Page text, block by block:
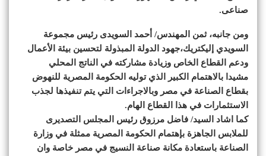
صناعى.
ومن جانبه، ثمن المهندس/ أحمد السويدى رئيس مجموعة
السويدي إليكتريك،جهود الدولة المبذولة لتحسين بيئة الأعمال
ودعم القطاع الخاص وزيادة مشاركته في الناتج المحلي
مشيدا بالاهتمام الكبير الذي توليه الحكومة المصرية للنهوض
بقطاع الصناعة في مصر وبالاجراءات التي يتم تنفيذها لجذب
الاستثمارات في هذا القطاع الهام.
كما اشاد السيد/ فاضل مرزوق رئيس المجلس التصديرى
للملابس الجاهزة بإهتمام الحكومة المصرية ممثلة في وزارة
الصناعة باستعادة مكانة صناعة النسيج في مصر خاصة وان